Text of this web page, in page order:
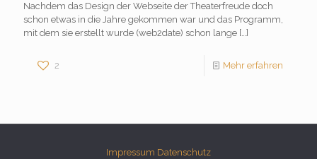
Nachdem das Design der Webseite der Theaterfreude doch
schon etwas in die Jahre gekommen war und das Programm,
mit dem sie erstellt wurde (web2date) schon lange […]
2 Mehr erfahren
Impressum Datenschutz